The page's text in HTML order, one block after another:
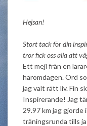
Hejsan!
Stort tack för din
tror fick oss alla att
Ett mejl från en
häromdagen. Ord
jag valt rätt liv. Fin
Inspirerande! Jag
29.97 km jag gjorde
träningsrunda tills